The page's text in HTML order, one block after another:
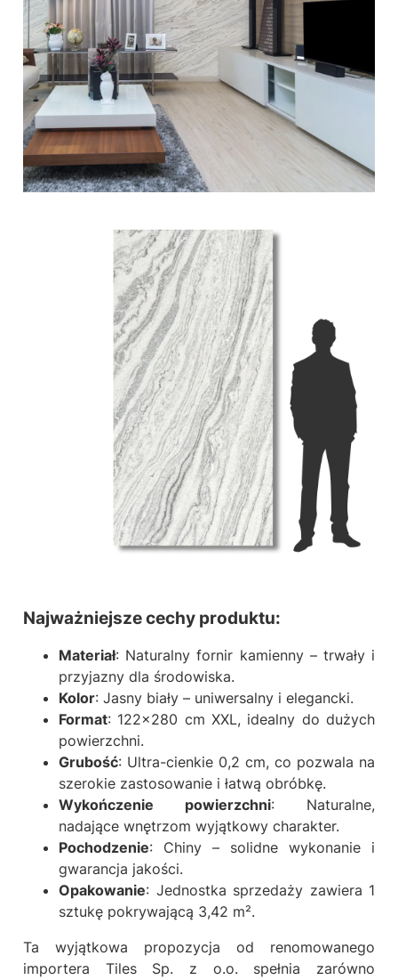
Najważniejsze cechy produktu:
Materiał: Naturalny fornir kamienny – trwały i
przyjazny dla środowiska.
Kolor: Jasny biały – uniwersalny i elegancki.
Format: 122x280 cm XXL, idealny do dużych
powierzchni.
Grubość: Ultra-cienkie 0,2 cm, co pozwala na
szerokie zastosowanie i łatwą obróbkę.
Wykończenie powierzchni: Naturalne,
nadające wnętrzom wyjątkowy charakter.
Pochodzenie: Chiny – solidne wykonanie i
gwarancja jakości.
Opakowanie: Jednostka sprzedaży zawiera 1
sztukę pokrywającą 3,42 m².
Ta wyjątkowa propozycja od renomowanego
importera Tiles Sp. z o.o. spełnia zarówno